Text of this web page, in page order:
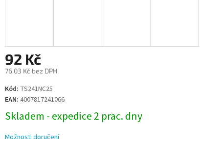
92 Kč
76,03 Kč bez DPH
Měrná
cena:
Kód: TS241NC25
EAN: 4007817241066
Skladem - expedice 2 prac. dny
Možnosti doručení